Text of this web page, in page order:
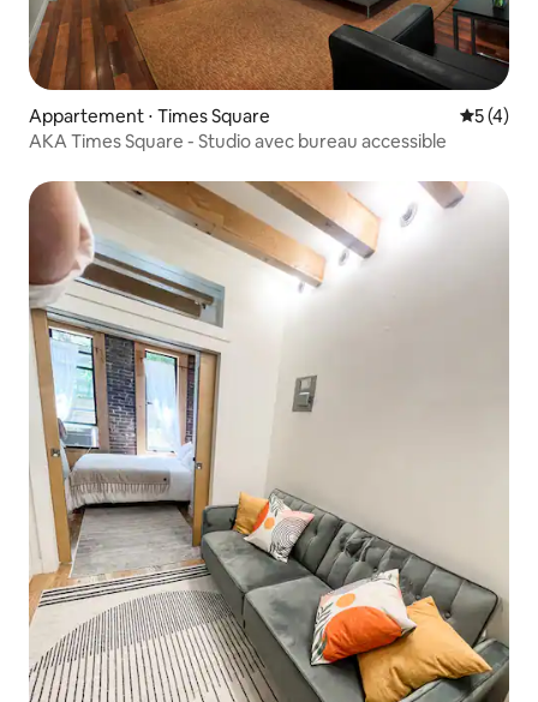
Appartement ⋅ Times Square
5 (4)
AKA Times Square - Studio avec bureau accessible